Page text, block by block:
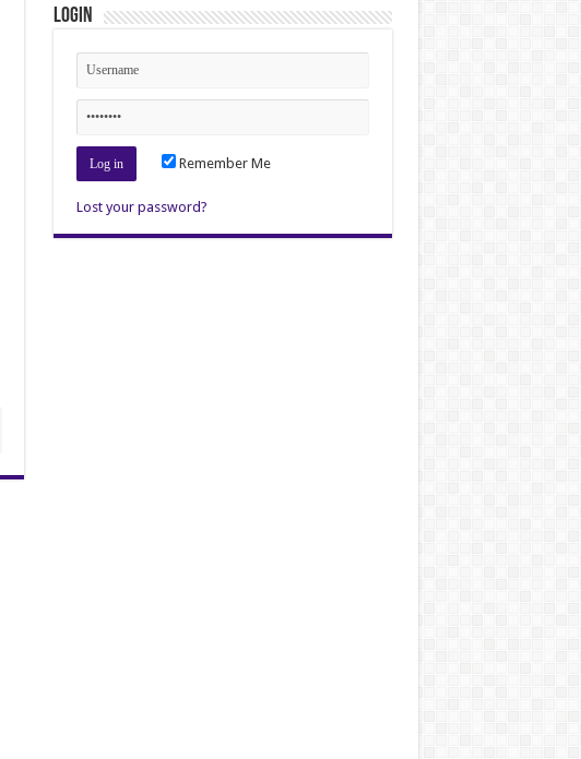
Login
Remember Me
Lost your password?